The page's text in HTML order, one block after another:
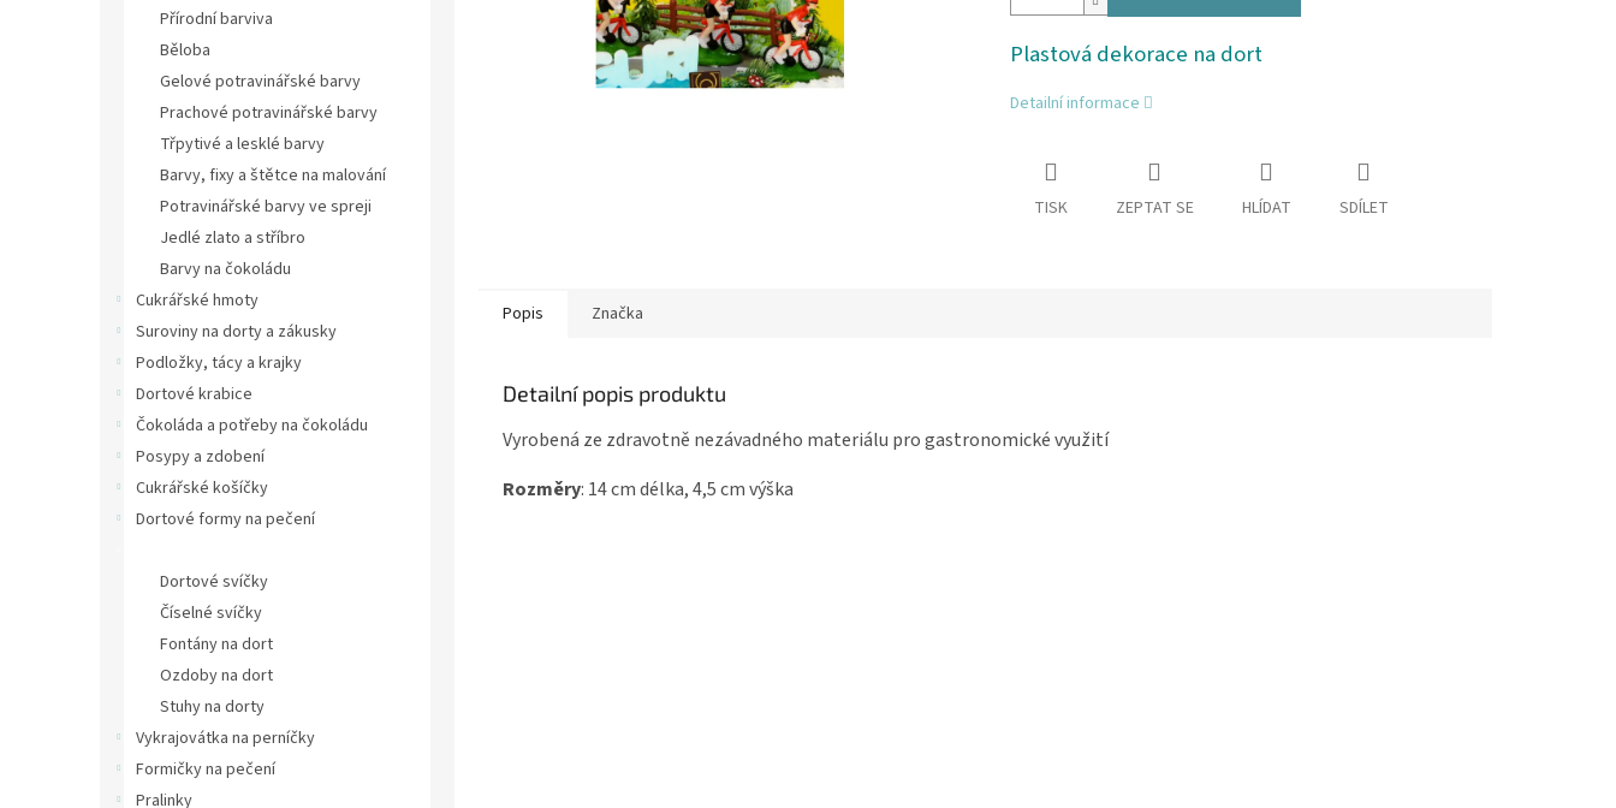
Přírodní barviva
Běloba
Gelové potravinářské barvy
Prachové potravinářské barvy
Třpytivé a lesklé barvy
Barvy, fixy a štětce na malování
Potravinářské barvy ve spreji
Jedlé zlato a stříbro
Barvy na čokoládu
Cukrářské hmoty
Suroviny na dorty a zákusky
Podložky, tácy a krajky
Dortové krabice
Čokoláda a potřeby na čokoládu
Posypy a zdobení
Cukrářské košíčky
Dortové formy na pečení
Dortové svíčky
Číselné svíčky
Fontány na dort
Ozdoby na dort
Stuhy na dorty
Vykrajovátka na perníčky
Formičky na pečení
Pralinky
Plastová dekorace na dort
Detailní informace
TISK ZEPTAT SE HLÍDAT SDÍLET
Popis Značka
Detailní popis produktu
Vyrobená ze zdravotně nezávadného materiálu pro gastronomické využití
Rozměry: 14 cm délka, 4,5 cm výška